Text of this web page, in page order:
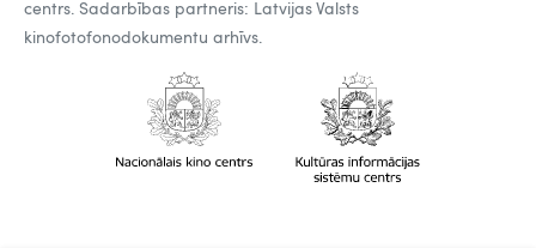
centrs. Sadarbības partneris: Latvijas Valsts
kinofotofonodokumentu arhīvs.